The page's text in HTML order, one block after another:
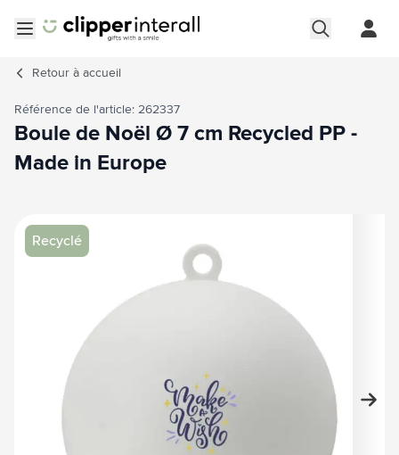
Retour à accueil
Recyclé
Image principale
Cliquez pour voir l'image en plein écran
Référence de l'article: 262337
Boule de Noël Ø 7 cm Recycled PP -
Made in Europe